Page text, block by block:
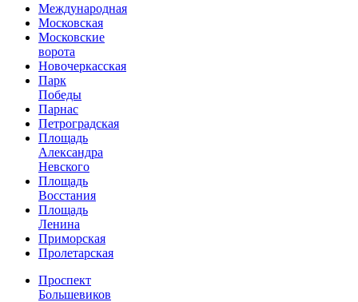
Международная
Московская
Московские
ворота
Новочеркасская
Парк
Победы
Парнас
Петроградская
Площадь
Александра
Невского
Площадь
Восстания
Площадь
Ленина
Приморская
Пролетарская
Проспект
Большевиков